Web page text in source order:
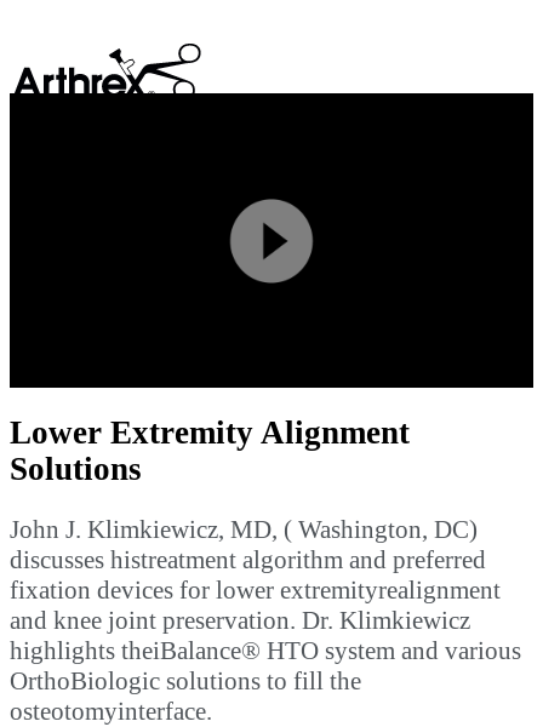
Play
Video
Lower Extremity Alignment
Solutions
John J. Klimkiewicz, MD, ( Washington, DC)
discusses histreatment algorithm and preferred
fixation devices for lower extremityrealignment
and knee joint preservation. Dr. Klimkiewicz
highlights theiBalance® HTO system and various
OrthoBiologic solutions to fill the
osteotomyinterface.